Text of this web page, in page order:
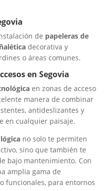
de papeleras de
decorativa y
o áreas comunes.
en Segovia
en zonas de acceso
manera de combinar
antideslizantes y
en cualquier paisaje.
no solo te permiten
sino que también te
bajo mantenimiento. Con
amplia gama de
funcionales, para entornos